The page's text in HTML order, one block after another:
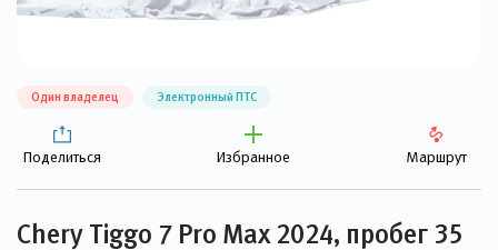
Один владелец Электронный ПТС
Поделиться Избранное Маршрут
Chery Tiggo 7 Pro Max 2024, пробег 35